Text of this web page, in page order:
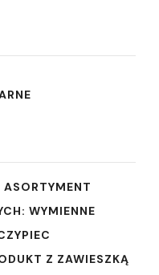
WYMIENNE
Z ZAWIESZKĄ